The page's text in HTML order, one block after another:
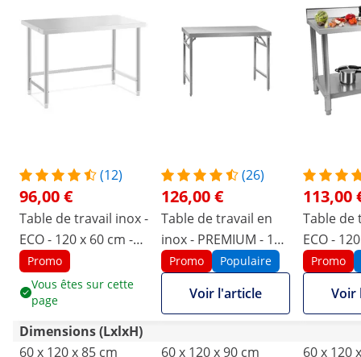
(12)
96,00 €
Table de travail inox -
ECO - 120 x 60 cm -
300 kg - Royal
Catering
Promo
Vous êtes sur cette
page
(26)
126,00 €
Table de travail en
inox - PREMIUM - 120
x 60 cm - 210 kg -
pliable - Royal
Catering
Promo Populaire
Voir l'article
113,00
Table de
ECO -
250 kg -
Royal
Promo
Voir
Dimensions (LxlxH)
60 x 120 x 85 cm
60 x 120 x 90 cm
60 x 120